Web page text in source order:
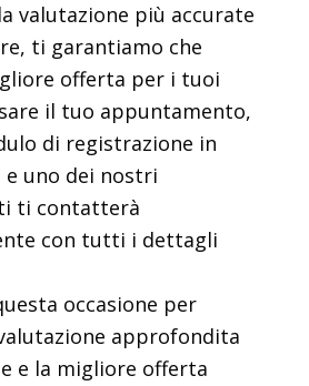
valutazione più accurate
ti garantiamo che
offerta per i tuoi
il tuo appuntamento,
di registrazione in
e uno dei nostri
ti contatterà
con tutti i dettagli
occasione per
approfondita
e la migliore offerta